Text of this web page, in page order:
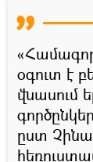
օգուտ է
վնասում
ըստ